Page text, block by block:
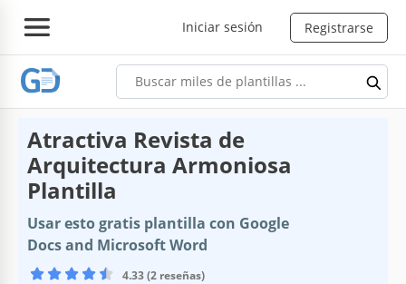
Iniciar sesión Registrarse
Atractiva Revista de
Arquitectura Armoniosa
Plantilla
Usar esto gratis plantilla con Google
Docs and Microsoft Word
4.33 (2 reseñas)